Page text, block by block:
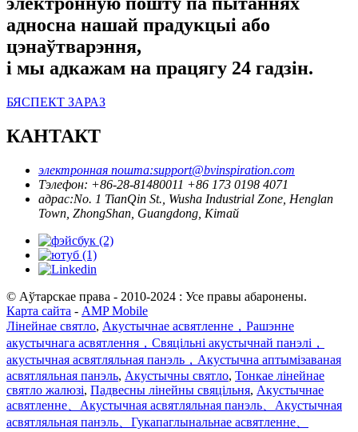
адносна нашай прадукцыі або
цэнаўтварэння,
і мы адкажам на працягу 24 гадзін.
БЯСПЕКТ ЗАРАЗ
КАНТАКТ
электронная пошта:support@bvinspiration.com
Тэлефон: +86-28-81480011 +86 173 0198 4071
адрас:No. 1 TianQin St., Wusha Industrial Zone, Henglan
Town, ZhongShan, Guangdong, Кітай
© Аўтарскае права - 2010-2024 : Усе правы абаронены.
Карта сайта - AMP Mobile
Лінейнае святло, Акустычнае асвятленне，Рашэнне
акустычнага асвятлення，Свяцільні акустычнай панэлі，
акустычная асвятляльная панэль，Акустычна аптымізаваная
асвятляльная панэль, Акустычны святло, Тонкае лінейнае
святло жалюзі, Падвесны лінейны свяцільня, Акустычнае
асвятленне、Акустычная асвятляльная панэль、Акустычная
асвятляльная панэль、Гукапаглынальнае асвятленне、